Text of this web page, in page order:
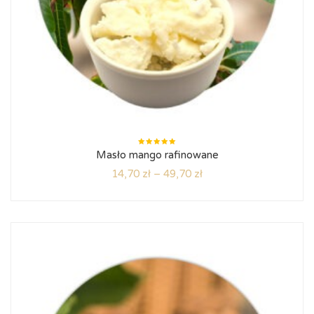
Oceniono
5.00na
Masło mango rafinowane
14,70 zł – 49,70 zł